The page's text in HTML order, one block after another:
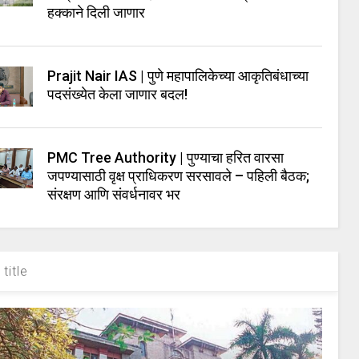
हक्काने दिली जाणार
Prajit Nair IAS | पुणे महापालिकेच्या आकृतिबंधाच्या
पदसंख्येत केला जाणार बदल!
PMC Tree Authority | पुण्याचा हरित वारसा
जपण्यासाठी वृक्ष प्राधिकरण सरसावले – पहिली बैठक;
संरक्षण आणि संवर्धनावर भर